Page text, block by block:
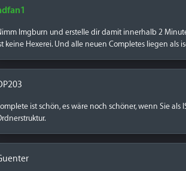
Imgburn und erstelle dir damit innerhalb 2
keine Hexerei. Und alle neuen Completes liegen als
ist schön, es wäre noch schöner, wenn Sie